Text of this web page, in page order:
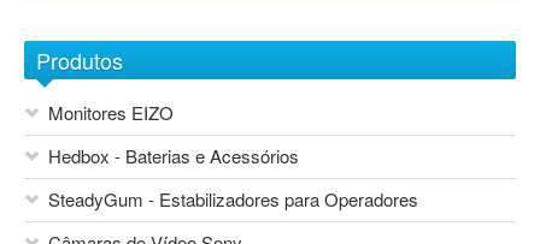
Contactos
Produtos
Monitores EIZO
Hedbox - Baterias e Acessórios
SteadyGum - Estabilizadores para Operadores